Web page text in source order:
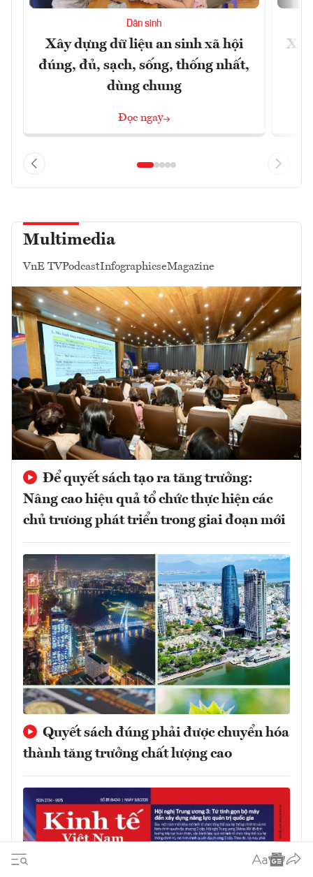
Dân sinh
Xây dựng dữ liệu an sinh xã hội
đúng, đủ, sạch, sống, thống nhất,
dùng chung
Đọc ngay
Multimedia
VnE TVPodcastInfographicseMagazine
Để quyết sách tạo ra tăng trưởng:
Nâng cao hiệu quả tổ chức thực hiện các
chủ trương phát triển trong giai đoạn mới
Quyết sách đúng phải được chuyển hóa
thành tăng trưởng chất lượng cao